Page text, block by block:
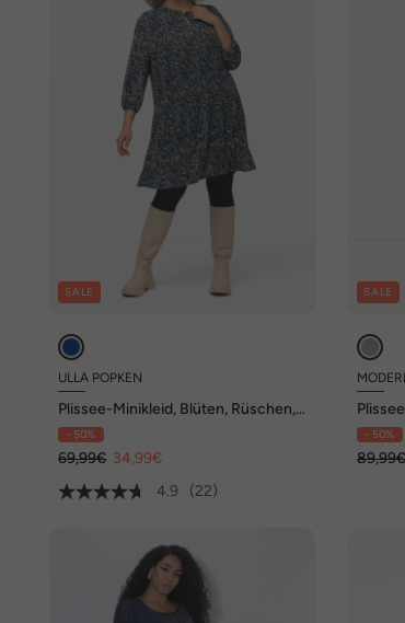
SALE
ULLA POPKEN
Plissee-Minikleid, Blüten, Rüschen,
Stehkragen, 3/4-Arm
- 50%
69,99€ 34,99€
4.9
(22)
SALE
- 50%
89,99€